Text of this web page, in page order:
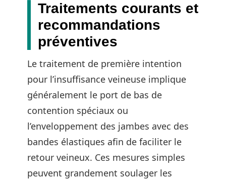
Traitements courants et
recommandations
préventives
Le traitement de première intention
pour l’insuffisance veineuse implique
généralement le port de bas de
contention spéciaux ou
l’enveloppement des jambes avec des
bandes élastiques afin de faciliter le
retour veineux. Ces mesures simples
peuvent grandement soulager les